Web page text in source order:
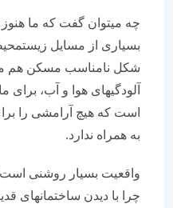
چه می‏توان گفت كه ما هنوز هم
بسیاری از مسایل زیست‏محیطی
شكل نامناسب مسكن هم مانند
آلودگی‏های هوا و آب، برای ما
است كه هیچ آرامشی را برای
به همراه ندارد.
واقعیت بسیار روشنی است كه
چرا با دیدن ساختمان‏های قدیمی